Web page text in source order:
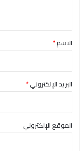
*الاسم*
البريد الإلكتروني*
الموقع الإلكتروني